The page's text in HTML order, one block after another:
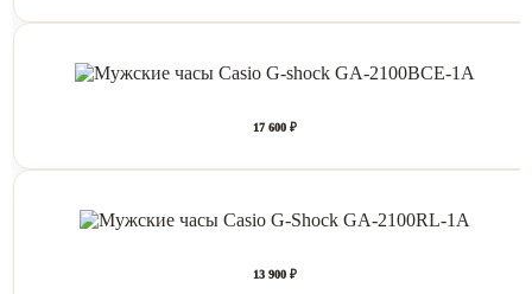
17 600 ₽
13 900 ₽